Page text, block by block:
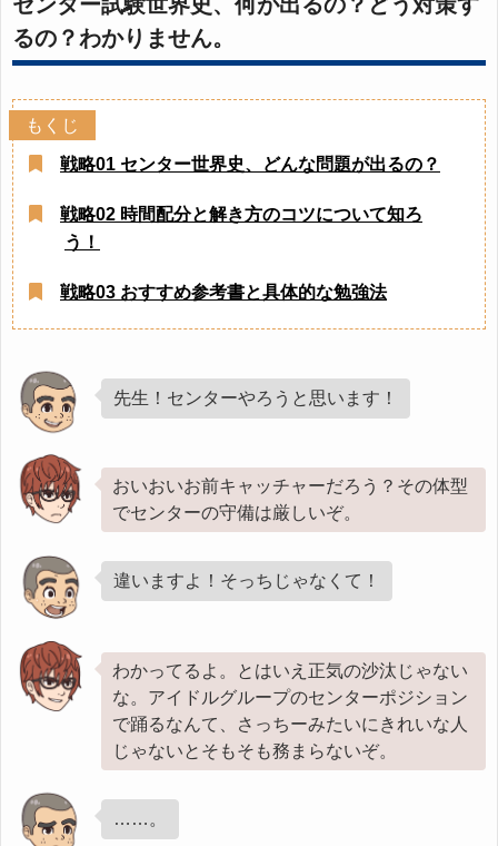
るの？わかりません。
戦略01 センター世界史、どんな問題が出るの？
戦略02 時間配分と解き方のコツについて知ろ
う！
戦略03 おすすめ参考書と具体的な勉強法
先生！センターやろうと思います！
おいおいお前キャッチャーだろう？その体型
でセンターの守備は厳しいぞ。
違いますよ！そっちじゃなくて！
わかってるよ。とはいえ正気の沙汰じゃない
な。アイドルグループのセンターポジション
で踊るなんて、さっちーみたいにきれいな人
じゃないとそもそも務まらないぞ。
……。